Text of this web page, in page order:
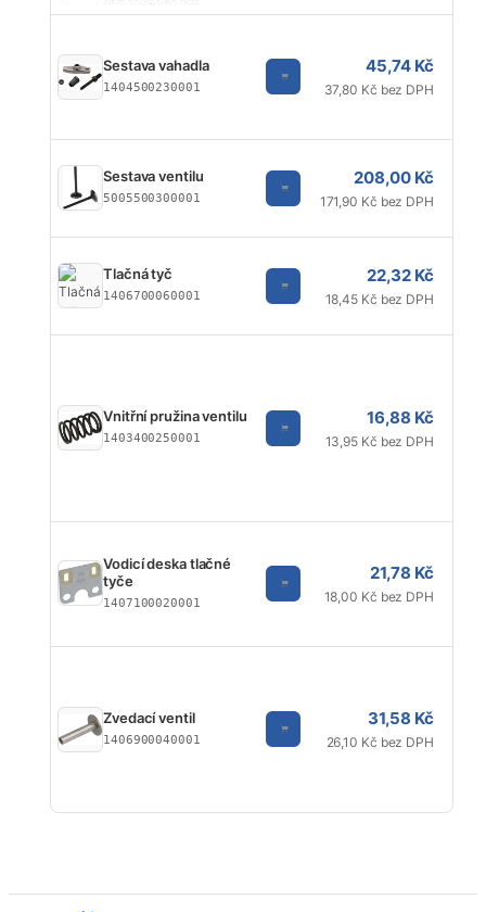
Sestava vahadla
1404500230001
45,74 Kč
37,80 Kč bez DPH
Sestava ventilu
5005500300001
208,00 Kč
171,90 Kč bez DPH
Tlačná tyč
1406700060001
22,32 Kč
18,45 Kč bez DPH
Vnitřní pružina ventilu
1403400250001
16,88 Kč
13,95 Kč bez DPH
Vodicí deska tlačné
tyče
1407100020001
21,78 Kč
18,00 Kč bez DPH
Zvedací ventil
1406900040001
31,58 Kč
26,10 Kč bez DPH